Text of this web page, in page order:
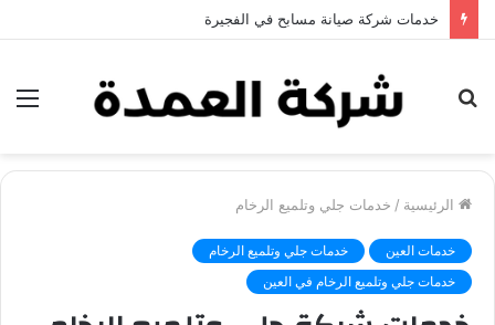
خدمات شركة جلي وتلميع الرخام في العين
الرئيسية / خدمات جلي وتلميع الرخام
خدمات العين
خدمات جلي وتلميع الرخام
خدمات جلي وتلميع الرخام في العين